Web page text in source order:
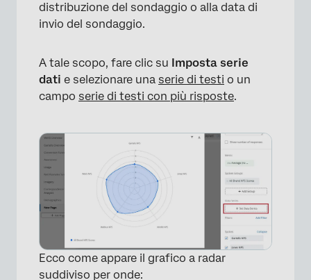
×
distribuzione del sondaggio o alla data di
invio del sondaggio.
A tale scopo, fare clic su Imposta serie
dati e selezionare una serie di testi o un
campo serie di testi con più risposte.
Ecco come appare il grafico a radar
suddiviso per onde: